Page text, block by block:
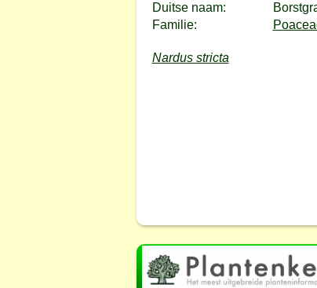
Duitse naam:
Familie:
Nardus stricta